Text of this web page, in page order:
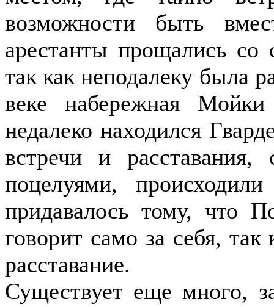
возможности быть
арестанты прощались
так как неподалеку была
веке набережная
недалеко находился
встречи и расставания,
поцелуями,
придавалось тому, что
говорит само за себя, так
расставание.
Существует еще много,